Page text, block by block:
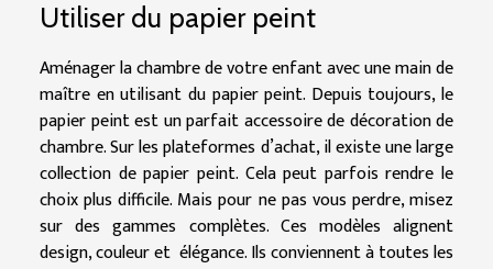
Utiliser du papier peint
Aménager la chambre de votre enfant avec une main de
maître en utilisant du papier peint. Depuis toujours, le
papier peint est un parfait accessoire de décoration de
chambre. Sur les plateformes d’achat, il existe une large
collection de papier peint. Cela peut parfois rendre le
choix plus difficile. Mais pour ne pas vous perdre, misez
sur des gammes complètes. Ces modèles alignent
design, couleur et élégance. Ils conviennent à toutes les